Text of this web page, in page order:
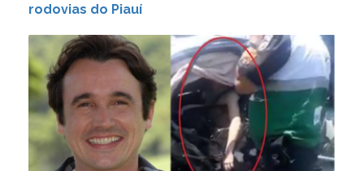
rodovias do Piauí